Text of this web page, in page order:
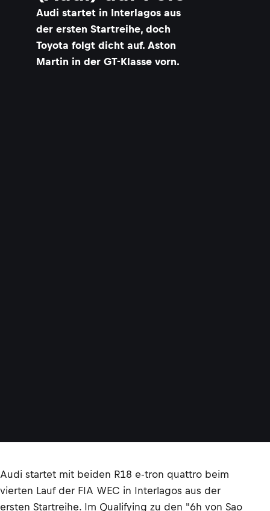
Audi startet in Interlagos aus
der ersten Startreihe, doch
Toyota folgt dicht auf. Aston
Martin in der GT-Klasse vorn.
Audi startet mit beiden R18 e-tron quattro beim
vierten Lauf der FIA WEC in Interlagos aus der
ersten Startreihe. Im Qualifying zu den "6h von Sao